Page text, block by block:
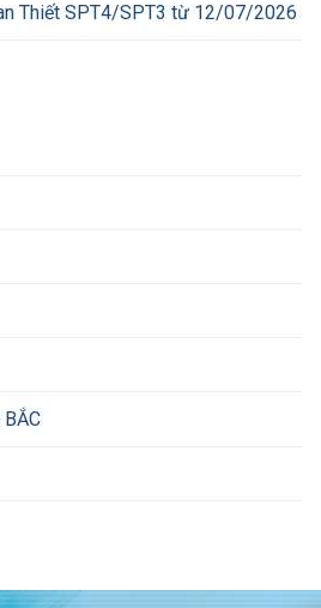
Thiết SPT4/SPT3 từ 12/07/2026
BẮC